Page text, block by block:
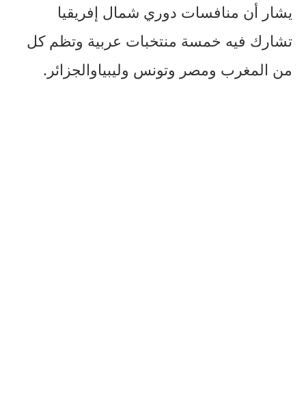
يشار أن منافسات دوري شمال إفريقيا
تشارك فيه خمسة منتخبات عربية وتظم كل
من المغرب ومصر وتونس وليبياوالجزائر .